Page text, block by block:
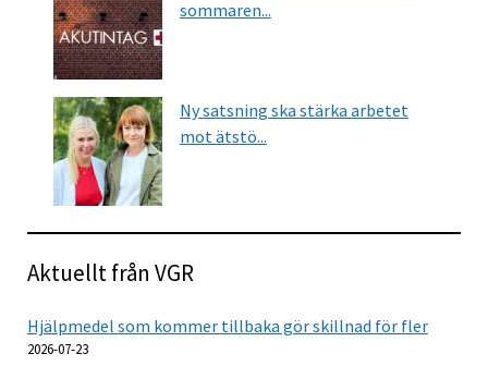
sommaren...
Ny satsning ska stärka arbetet
mot ätstö...
Aktuellt från VGR
Hjälpmedel som kommer tillbaka gör skillnad för fler
2026-07-23